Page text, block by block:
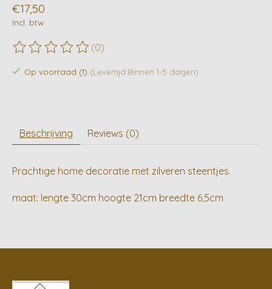
€17,50
Incl. btw
De beoordeling van dit product is
(0)
Op voorraad (1) (Levertijd:Binnen 1-5 dagen)
Beschrijving Reviews (0)
Prachtige home decoratie met zilveren steentjes.
maat: lengte 30cm hoogte 21cm breedte 6,5cm